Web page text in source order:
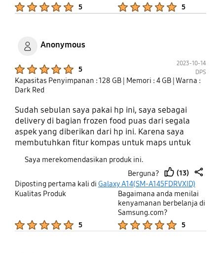
5 5
Anonymous
5
2023-10-14
DPS
Kapasitas Penyimpanan : 128 GB | Memori : 4 GB | Warna :
Dark Red
Sudah sebulan saya pakai hp ini, saya sebagai
delivery di bagian frozen food puas dari segala
aspek yang diberikan dari hp ini. Karena saya
membutuhkan fitur kompas untuk maps untuk
laporan pengiriman. Buka aplikasi sosmed macam
IG, WA, FB & Tiktok gak masalah, lancar2 saja. Dari
segi harga menurut saya terjangkau lah. Terima
kasih samsung.
Saya merekomendasikan produk ini.
Berguna?
thumb
up
(13)
share
Diposting pertama kali di Galaxy A14(SM-A145FDRVXID)
Kualitas Produk
5
Bagaimana anda menilai
kenyamanan berbelanja di
Samsung.com?
5